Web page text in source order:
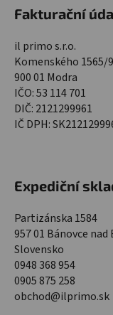
Fakturační
il primo s.r.o.
Komenského 1565/9
900 01 Modra
IČO: 53 114 701
DIČ: 2121299961
IČ DPH:
Expediční
Partizánska 1584
957 01 Bánovce nad
Slovensko
0948 368 954
0905 875 258
obchod@ilprimo.sk